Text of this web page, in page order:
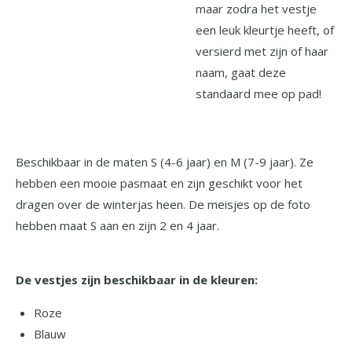
maar zodra het vestje
een leuk kleurtje heeft, of
versierd met zijn of haar
naam, gaat deze
standaard mee op pad!
Beschikbaar in de maten S (4-6 jaar) en M (7-9 jaar). Ze
hebben een mooie pasmaat en zijn geschikt voor het
dragen over de winterjas heen. De meisjes op de foto
hebben maat S aan en zijn 2 en 4 jaar.
De vestjes zijn beschikbaar in de kleuren:
Roze
Blauw